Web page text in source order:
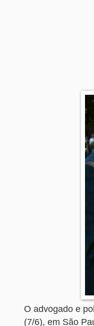
O advogado e
(7/6), em São